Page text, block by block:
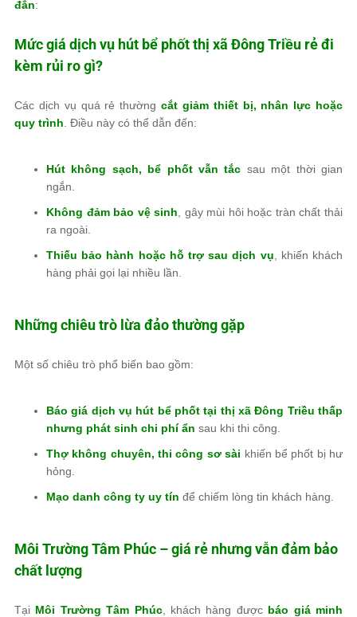
đắn:
Mức giá dịch vụ hút bể phốt thị xã Đông Triều rẻ đi
kèm rủi ro gì?
Các dịch vụ quá rẻ thường cắt giảm thiết bị, nhân lực hoặc
quy trình . Điều này có thể dẫn đến:
Hút không sạch, bể phốt vẫn tắc sau một thời gian
ngắn.
Không đảm bảo vệ sinh , gây mùi hôi hoặc tràn chất thải
ra ngoài.
Thiếu bảo hành hoặc hỗ trợ sau dịch vụ , khiến khách
hàng phải gọi lại nhiều lần.
Những chiêu trò lừa đảo thường gặp
Một số chiêu trò phổ biến bao gồm:
Báo giá dịch vụ hút bể phốt tại thị xã Đông Triều thấp
nhưng phát sinh chi phí ẩn sau khi thi công.
Thợ không chuyên, thi công sơ sài khiến bể phốt bị hư
hỏng.
Mạo danh công ty uy tín để chiếm lòng tin khách hàng.
Môi Trường Tâm Phúc – giá rẻ nhưng vẫn đảm bảo
chất lượng
Tại Môi Trường Tâm Phúc, khách hàng được báo giá minh